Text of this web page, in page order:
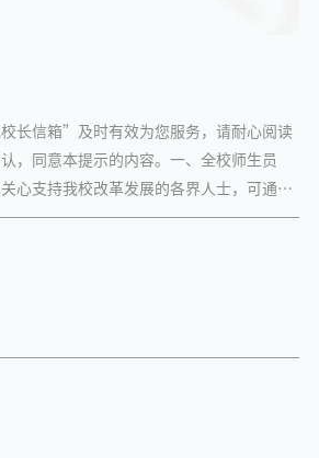
长信箱”及时有效为您服务，请耐心阅读
，同意本提示的内容。一、全校师生员
心支持我校改革发展的各界人士，可通
校反映情况，表达心声，以及提出意见和
发生的时间、地点、简要经过以及需要解
信人须登记准确电子邮箱，信件办理情况
、为提高办理时效，反映内容属于具体业
先向校内相关单位咨询。您的每一次诉
及时传递。学院将会由此听到您作为主人